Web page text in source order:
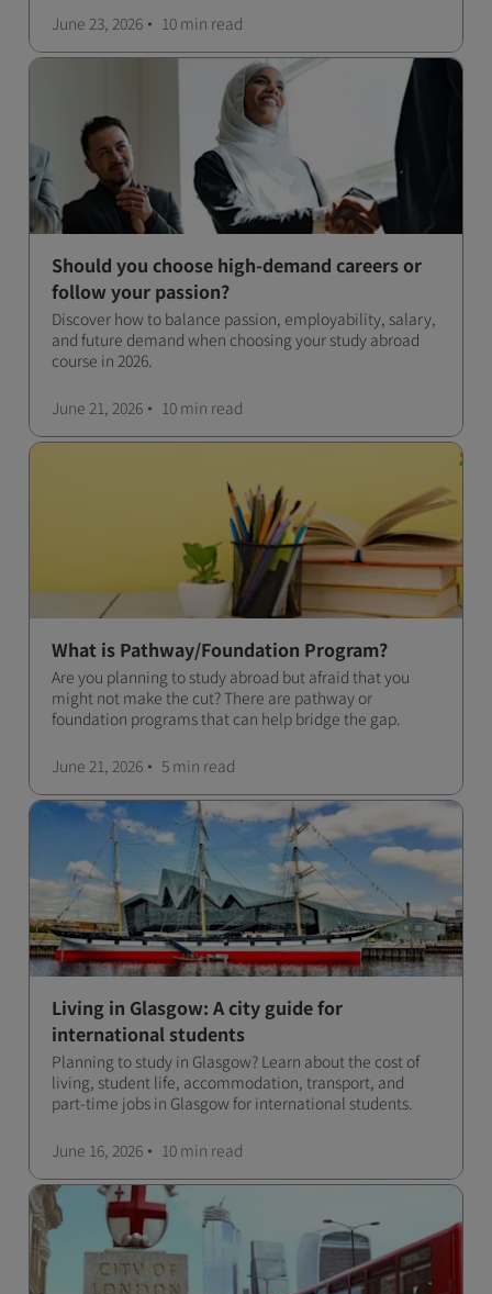
June 23, 2026 10 min read
Should you choose high-demand careers or
follow your passion?
Discover how to balance passion, employability, salary,
and future demand when choosing your study abroad
course in 2026.
June 21, 2026 10 min read
What is Pathway/Foundation Program?
Are you planning to study abroad but afraid that you
might not make the cut? There are pathway or
foundation programs that can help bridge the gap.
June 21, 2026 5 min read
Living in Glasgow: A city guide for
international students
Planning to study in Glasgow? Learn about the cost of
living, student life, accommodation, transport, and
part-time jobs in Glasgow for international students.
June 16, 2026 10 min read